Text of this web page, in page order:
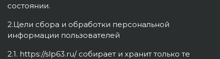
состоянии.
2.Цели сбора и обработки персональной
информации пользователей
2.1. https://slp63.ru/ собирает и хранит только те